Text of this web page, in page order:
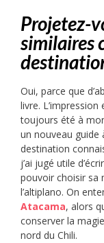
Projetez-
similaires
Oui, parce que
livre.
toujours été à
un nouveau guide
destination
j’ai jugé utile
pouvoir choisir sa
l’altiplano. On
Atacama, alors
conserver la
nord du Chili.